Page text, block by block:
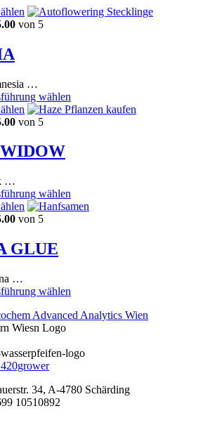
Dieses
Produkt
Die
Optionen
können
auf
Produktseite
gewählt
von 5
…
wählen
Produkt
können
auf
Dieses
Produkt
mehrere
Varianten
Optionen
können
auf
Produktseite
gewählt
von 5
…
wählen
Produkt
können
der
werden
Dieses
Produkt
mehrere
Varianten
Optionen
auf
der
gewählt
werden
von 5
GLUE
…
wählen
weist
auf.
können
34, A-4780 Schärding
10510892